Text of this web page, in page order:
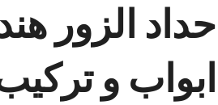
ابواب و